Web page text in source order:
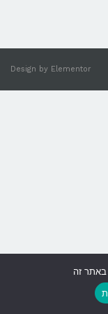
Design by Elementor
באתר זה